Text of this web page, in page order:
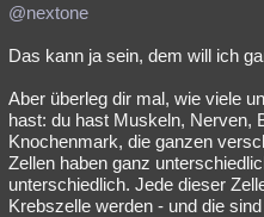
@nextone
Das kann ja sein, dem will ich
Aber überleg dir mal, wie viele
hast: du hast Muskeln, Nerven,
Knochenmark, die ganzen
Zellen haben ganz
unterschiedlich. Jede dieser
Krebszelle werden - und die